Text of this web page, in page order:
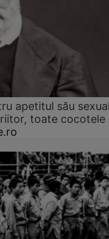
apetitul său
toate cocotele